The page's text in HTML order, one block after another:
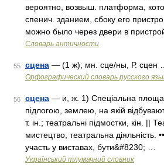
вероятно, возвыш. платформа,
спенич. зданием, сбоку его
можно было через двери в
Словарь античности
55 сцена — (1 ж); мн. сце/ны, Р. сцен …
Орфографический словарь русского
56 сцена — и, ж. 1) Спеціальна
підлогою, землею, на якій
т. ін.; театральні підмостки, кін. ||
мистецтво, театральна діяльність.
участь у виставах, бути&#8230; …
Український тлумачний словник